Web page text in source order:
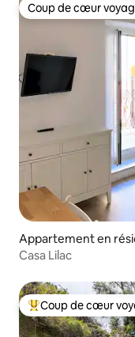
Coup de cœur
Coup de cœur
Appartement en
Casa Lilac
Coups de cœur
Coup de cœur